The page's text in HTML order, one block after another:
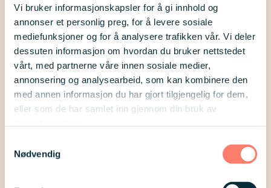
Vi bruker informasjonskapsler for å gi innhold og
annonser et personlig preg, for å levere sosiale
mediefunksjoner og for å analysere trafikken vår. Vi deler
dessuten informasjon om hvordan du bruker nettstedet
vårt, med partnerne våre innen sosiale medier,
annonsering og analysearbeid, som kan kombinere den
med annen informasjon du har gjort tilgjengelig for dem,
eller som de har samlet inn gjennom din bruk av
Nødvendig
utvikle sterke sosiale ferdigheter,
utvikle vennskap og danne
meningsfylte forhold, og er i stand
til å leve uavhengig liv med god
livskvalitet, arbeide og bidra i
samfunnsnyttige roller. De viktigste
faktorene knyttet til dette handler i
større grad om tilgjengelig